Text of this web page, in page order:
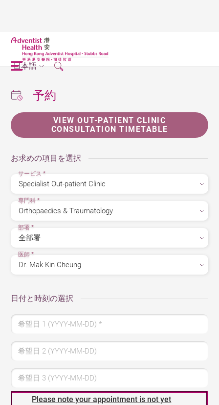
日本語
予約
VIEW OUT-PATIENT CLINIC
CONSULTATION TIMETABLE
お求めの項目を選択
サービス*
専門科*
部署*
医師*
日付と時刻の選択
希望日 1 (YYYY-MM-DD)*
希望日 2 (YYYY-MM-DD)
希望日 3 (YYYY-MM-DD)
Please note your appointment is not yet